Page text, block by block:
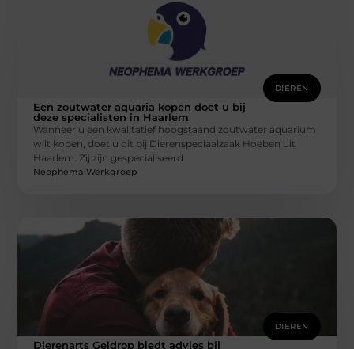
DIEREN
Een zoutwater aquaria kopen doet u bij
deze specialisten in Haarlem
Wanneer u een kwalitatief hoogstaand zoutwater aquarium
wilt kopen, doet u dit bij Dierenspeciaalzaak Hoeben uit
Haarlem. Zij zijn gespecialiseerd
Neophema Werkgroep
DIEREN
Dierenarts Geldrop biedt advies bij